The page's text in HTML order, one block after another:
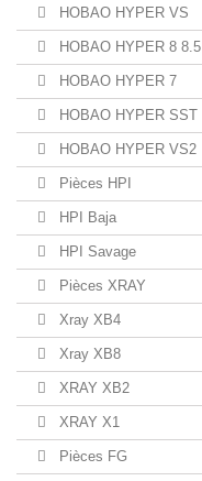
HOBAO HYPER VS
HOBAO HYPER 8 8.5
HOBAO HYPER 7
HOBAO HYPER SST
HOBAO HYPER VS2
Pièces HPI
HPI Baja
HPI Savage
Pièces XRAY
Xray XB4
Xray XB8
XRAY XB2
XRAY X1
Pièces FG